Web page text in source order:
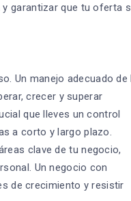
garantizar que tu oferta
Un manejo adecuado de
crecer y superar
que lleves un control
a corto y largo plazo.
clave de tu negocio,
Un negocio con
de crecimiento y resistir